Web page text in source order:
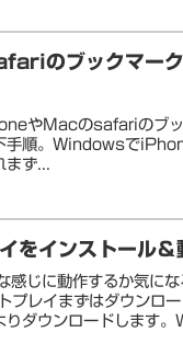
のブックマーク
やMacのsafariのブッ
手順。Windowsで
まず...
をインストール＆
感じに動作するか気に
プレイまずはダウンロ
ダウンロードします。